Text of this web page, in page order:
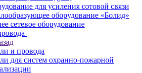
для усиления сотовой связи
оборудование «Болид»
сетевое оборудование
и провода
для систем охранно-пожарной